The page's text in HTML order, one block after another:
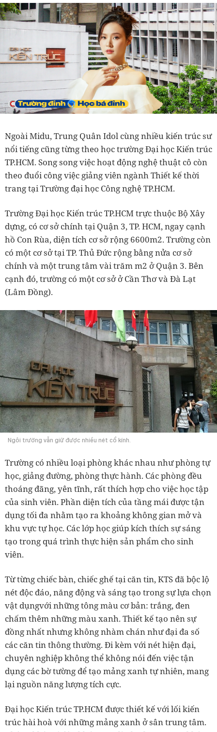
Ngoài Midu, Trung Quân Idol cùng nhiều kiến trúc sư
nổi tiếng cũng từng theo học trường Đại học Kiến trúc
TP.HCM. Song song việc hoạt động nghệ thuật cô còn
theo đuổi công việc giảng viên ngành Thiết kế thời
trang tại Trường đại học Công nghệ TP.HCM.
Trường Đại học Kiến trúc TP.HCM trực thuộc Bộ Xây
dựng, có cơ sở chính tại Quận 3, TP. HCM, ngay cạnh
hồ Con Rùa, diện tích cơ sở rộng 6600m2. Trường còn
có một cơ sở tại TP. Thủ Đức rộng bằng nửa cơ sở
chính và một trung tâm vài trăm m2 ở Quận 3. Bên
cạnh đó, trường có một cơ sở ở Cần Thơ và Đà Lạt
(Lâm Đồng).
Ngôi trường vẫn giữ được nhiều nét cổ kính.
Trường có nhiều loại phòng khác nhau như phòng tự
học, giảng đường, phòng thực hành. Các phòng đều
thoáng đãng, yên tĩnh, rất thích hợp cho việc học tập
của sinh viên. Phần diện tích của tầng mái được tận
dụng tối đa nhằm tạo ra khoảng không gian mở và
khu vực tự học. Các lớp học giúp kích thích sự sáng
tạo trong quá trình thực hiện sản phẩm cho sinh
viên.
Từ từng chiếc bàn, chiếc ghế tại căn tin, KTS đã bộc lộ
nét độc đáo, năng động và sáng tạo trong sự lựa chọn
vật dụngvới những tông màu cơ bản: trắng, đen
chấm thêm những màu xanh. Thiết kế tạo nên sự
đồng nhất nhưng không nhàm chán như đại đa số
các căn tin thông thường. Đi kèm với nét hiện đại,
chuyên nghiệp không thể không nói đến việc tận
dụng các bờ tường để tạo mảng xanh tự nhiên, mang
lại nguồn năng lượng tích cực.
Đại học Kiến trúc TP.HCM được thiết kế với lối kiến
trúc hài hoà với những mảng xanh ở sân trung tâm.